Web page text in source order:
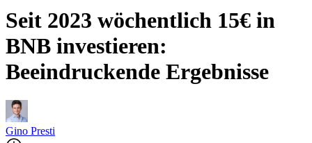
Seit 2023 wöchentlich 15€ in
BNB investieren:
Beeindruckende Ergebnisse
Gino Presti